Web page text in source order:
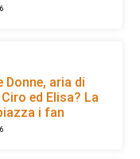
Donne, aria di
ed Elisa? La
i fan